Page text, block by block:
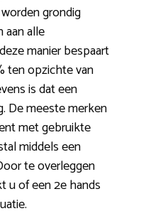
grondig
alle
manier bespaart
ten opzichte van
is dat een
De meeste merken
met gebruikte
middels een
te overleggen
u of een 2e hands